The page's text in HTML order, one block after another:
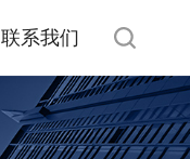
联系我们